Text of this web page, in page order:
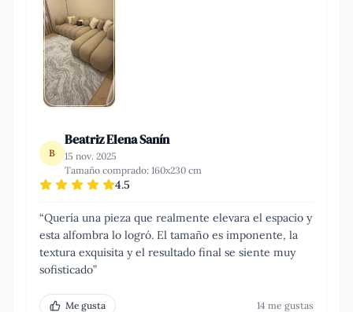
B
Beatriz Elena Sanín
15 nov. 2025
Tamaño comprado: 160x230 cm
4.5
“Quería una pieza que realmente elevara el espacio y
esta alfombra lo logró. El tamaño es imponente, la
textura exquisita y el resultado final se siente muy
sofisticado”
Me gusta 14 me gustas